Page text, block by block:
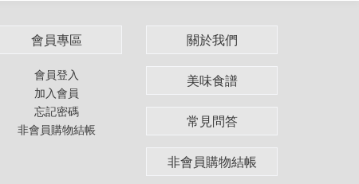
會員專區
會員登入
加入會員
忘記密碼
非會員購物結帳
關於我們
美味食譜
常見問答
非會員購物結帳